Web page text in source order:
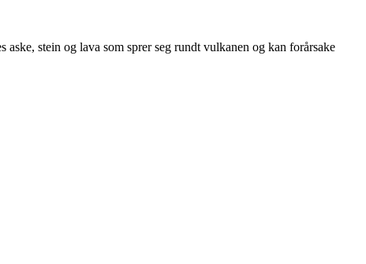
stein og lava som sprer seg rundt vulkanen og kan forårsake